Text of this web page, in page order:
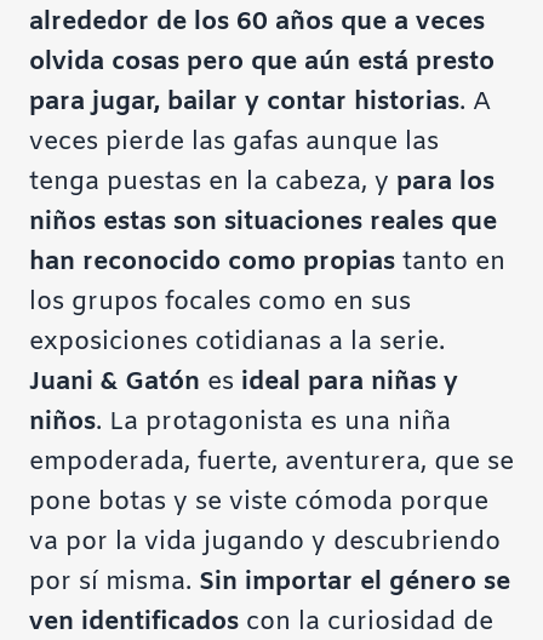
alrededor de los 60 años que a veces
olvida cosas pero que aún está presto
para jugar, bailar y contar historias. A
veces pierde las gafas aunque las
tenga puestas en la cabeza, y para los
niños estas son situaciones reales que
han reconocido como propias tanto en
los grupos focales como en sus
exposiciones cotidianas a la serie.
Juani & Gatón es ideal para niñas y
niños. La protagonista es una niña
empoderada, fuerte, aventurera, que se
pone botas y se viste cómoda porque
va por la vida jugando y descubriendo
por sí misma. Sin importar el género se
ven identificados con la curiosidad de